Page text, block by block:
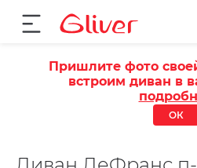
Пришлите фото
встроим диван в
ОК